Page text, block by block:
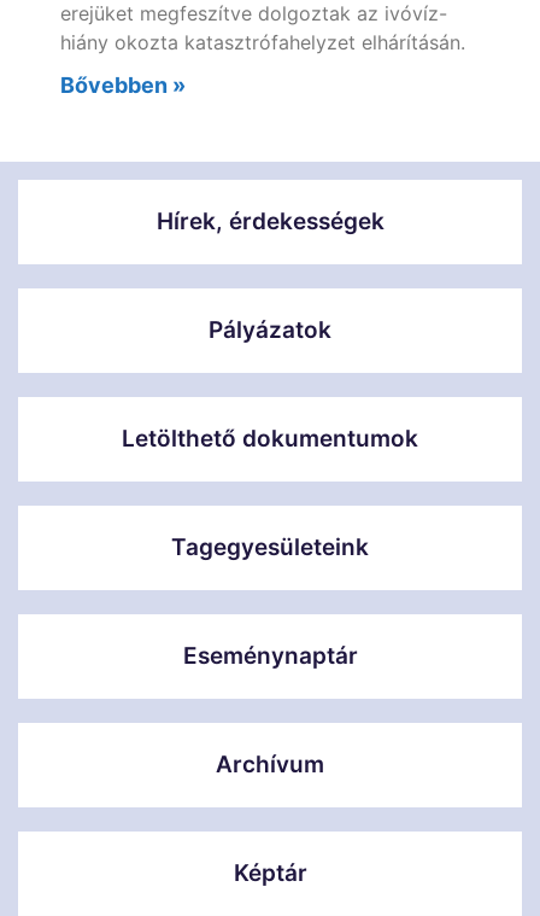
erejüket megfeszítve dolgoztak az ivóvíz-
hiány okozta katasztrófahelyzet elhárításán.
Bővebben »
Hírek, érdekességek
Pályázatok
Letölthető dokumentumok
Tagegyesületeink
Eseménynaptár
Archívum
Képtár